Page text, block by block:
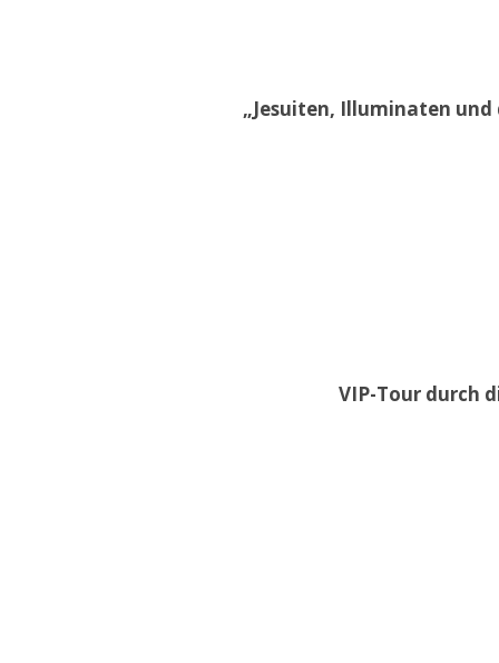
„Jesuiten, Illuminaten und
VIP-Tour durch